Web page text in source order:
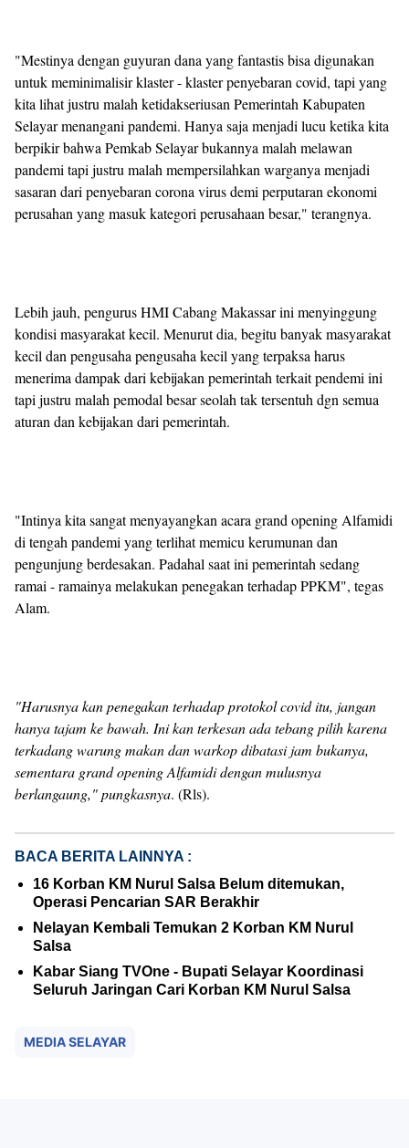
"Mestinya dengan guyuran dana yang fantastis bisa digunakan
untuk meminimalisir klaster - klaster penyebaran covid, tapi yang
kita lihat justru malah ketidakseriusan Pemerintah Kabupaten
Selayar menangani pandemi. Hanya saja menjadi lucu ketika kita
berpikir bahwa Pemkab Selayar bukannya malah melawan
pandemi tapi justru malah mempersilahkan warganya menjadi
sasaran dari penyebaran corona virus demi perputaran ekonomi
perusahan yang masuk kategori perusahaan besar," terangnya.
Lebih jauh, pengurus HMI Cabang Makassar ini menyinggung
kondisi masyarakat kecil. Menurut dia, begitu banyak masyarakat
kecil dan pengusaha pengusaha kecil yang terpaksa harus
menerima dampak dari kebijakan pemerintah terkait pendemi ini
tapi justru malah pemodal besar seolah tak tersentuh dgn semua
aturan dan kebijakan dari pemerintah.
"Intinya kita sangat menyayangkan acara grand opening Alfamidi
di tengah pandemi yang terlihat memicu kerumunan dan
pengunjung berdesakan. Padahal saat ini pemerintah sedang
ramai - ramainya melakukan penegakan terhadap PPKM", tegas
Alam.
"Harusnya kan penegakan terhadap protokol covid itu, jangan
hanya tajam ke bawah. Ini kan terkesan ada tebang pilih karena
terkadang warung makan dan warkop dibatasi jam bukanya,
sementara grand opening Alfamidi dengan mulusnya
berlangaung," pungkasnya. (Rls).
BACA BERITA LAINNYA :
16 Korban KM Nurul Salsa Belum ditemukan,
Operasi Pencarian SAR Berakhir
Nelayan Kembali Temukan 2 Korban KM Nurul
Salsa
Kabar Siang TVOne - Bupati Selayar Koordinasi
Seluruh Jaringan Cari Korban KM Nurul Salsa
MEDIA SELAYAR